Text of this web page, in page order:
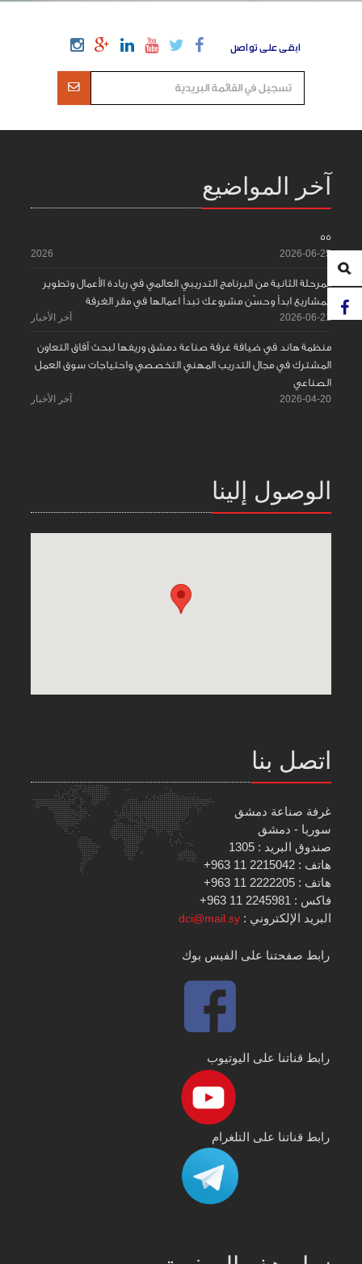
ابقى على تواصل
آخر المواضيع
55
2026-06-25
2026
المرحلة الثانية من البرنامج التدريبي العالمي في ريادة الأعمال وتطوير
المشاريع ابدأ وحسّن مشروعك تبدأ اعمالها في مقر الغرفة
2026-06-21 آخر الأخبار
منظمة هاند في ضيافة غرفة صناعة دمشق وريفها لبحث آفاق التعاون
المشترك في مجال التدريب المهني التخصصي واحتياجات سوق العمل
الصناعي
2026-04-20 آخر الأخبار
الوصول إلينا
اتصل بنا
غرفة صناعة دمشق
سوريا - دمشق
صندوق البريد : 1305
هاتف : 2215042 11 963+
هاتف : 2222205 11 963+
فاكس : 2245981 11 963+
البريد الإلكتروني :dci@mail.sy
رابط صفحتنا على الفيس بوك
رابط قناتنا على اليوتيوب
رابط قناتنا على التلغرام